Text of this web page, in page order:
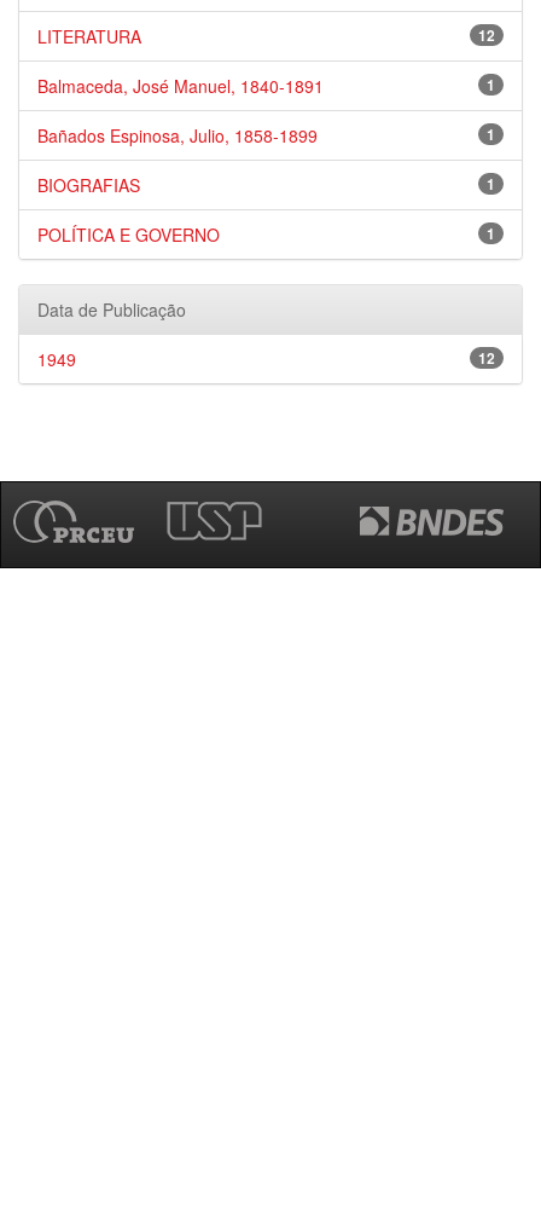
12
LITERATURA
1
Balmaceda, José Manuel, 1840-1891
1
Bañados Espinosa, Julio, 1858-1899
1
BIOGRAFIAS
1
POLÍTICA E GOVERNO
Data de Publicação
12
1949